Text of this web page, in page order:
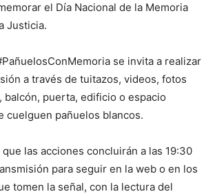
el Día Nacional de la Memoria
Justicia.
se invita a realizar
a través de tuitazos, videos, fotos
balcón, puerta, edificio o espacio
cuelguen pañuelos blancos.
las acciones concluirán a las 19:30
para seguir en la web o en los
tomen la señal, con la lectura del